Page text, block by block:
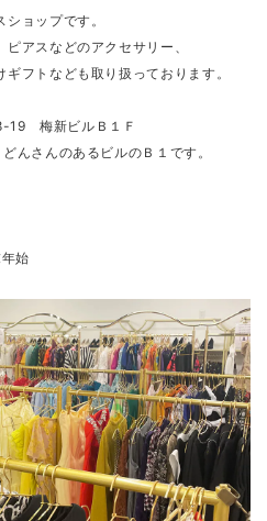
ョップです。
アスなどのアクセサリー、
フトなども取り扱っております。
19 梅新ビルＢ１Ｆ
さんのあるビルのＢ１です。
始